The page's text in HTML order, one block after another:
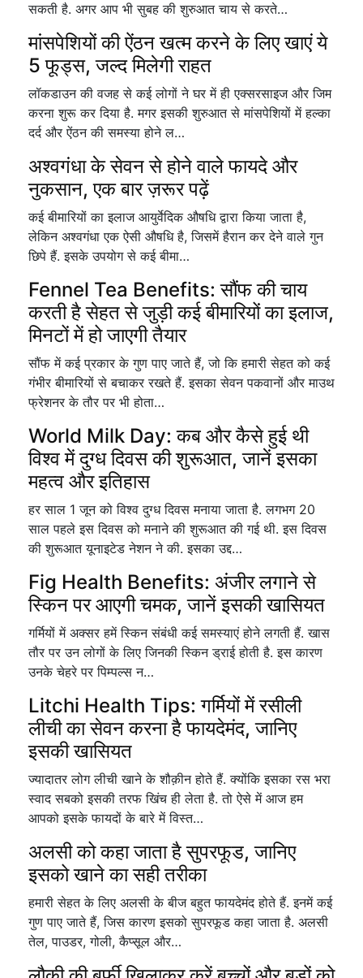
सकती है. अगर आप भी सुबह की शुरुआत चाय से करते…
मांसपेशियों की ऐंठन खत्म करने के लिए खाएं ये
5 फूड्स, जल्द मिलेगी राहत
लॉकडाउन की वजह से कई लोगों ने घर में ही एक्सरसाइज और जिम
करना शुरू कर दिया है. मगर इसकी शुरुआत से मांसपेशियों में हल्का
दर्द और ऐंठन की समस्या होने ल…
अश्वगंधा के सेवन से होने वाले फायदे और
नुकसान, एक बार ज़रूर पढ़ें
कई बीमारियों का इलाज आयुर्वेदिक औषधि द्वारा किया जाता है,
लेकिन अश्वगंधा एक ऐसी औषधि है, जिसमें हैरान कर देने वाले गुन
छिपे हैं. इसके उपयोग से कई बीमा…
Fennel Tea Benefits: सौंफ की चाय
करती है सेहत से जुड़ी कई बीमारियों का इलाज,
मिनटों में हो जाएगी तैयार
सौंफ में कई प्रकार के गुण पाए जाते हैं, जो कि हमारी सेहत को कई
गंभीर बीमारियों से बचाकर रखते हैं. इसका सेवन पकवानों और माउथ
फ्रेशनर के तौर पर भी होता…
World Milk Day: कब और कैसे हुई थी
विश्व में दुग्ध दिवस की शुरूआत, जानें इसका
महत्व और इतिहास
हर साल 1 जून को विश्व दुग्ध दिवस मनाया जाता है. लगभग 20
साल पहले इस दिवस को मनाने की शुरूआत की गई थी. इस दिवस
की शुरूआत यूनाइटेड नेशन ने की. इसका उद्द…
Fig Health Benefits: अंजीर लगाने से
स्किन पर आएगी चमक, जानें इसकी खासियत
गर्मियों में अक्सर हमें स्किन संबंधी कई समस्याएं होने लगती हैं. खास
तौर पर उन लोगों के लिए जिनकी स्किन ड्राई होती है. इस कारण
उनके चेहरे पर पिम्पल्स न…
Litchi Health Tips: गर्मियों में रसीली
लीची का सेवन करना है फायदेमंद, जानिए
इसकी खासियत
ज्यादातर लोग लीची खाने के शौक़ीन होते हैं. क्योंकि इसका रस भरा
स्वाद सबको इसकी तरफ खिंच ही लेता है. तो ऐसे में आज हम
आपको इसके फायदों के बारे में विस्त…
अलसी को कहा जाता है सुपरफूड, जानिए
इसको खाने का सही तरीका
हमारी सेहत के लिए अलसी के बीज बहुत फायदेमंद होते हैं. इनमें कई
गुण पाए जाते हैं, जिस कारण इसको सुपरफूड कहा जाता है. अलसी
तेल, पाउडर, गोली, कैप्सूल और…